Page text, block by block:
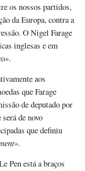
os nossos partidos,
da Europa, contra a
O Nigel Farage
inglesas e em
aos
que Farage
de deputado por
de novo
que definiu
».
Pen está a braços